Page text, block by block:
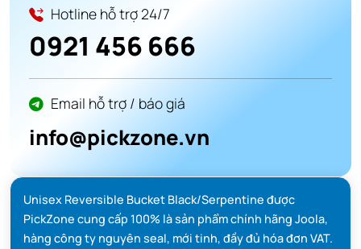
Hotline hỗ trợ 24/7
0921 456 666
Email hỗ trợ / báo giá
info@pickzone.vn
Unisex Reversible Bucket Black/Serpentine được
PickZone cung cấp 100% là sản phẩm chính hãng Joola,
hàng công ty nguyên seal, mới tinh, đầy đủ hóa đơn VAT.